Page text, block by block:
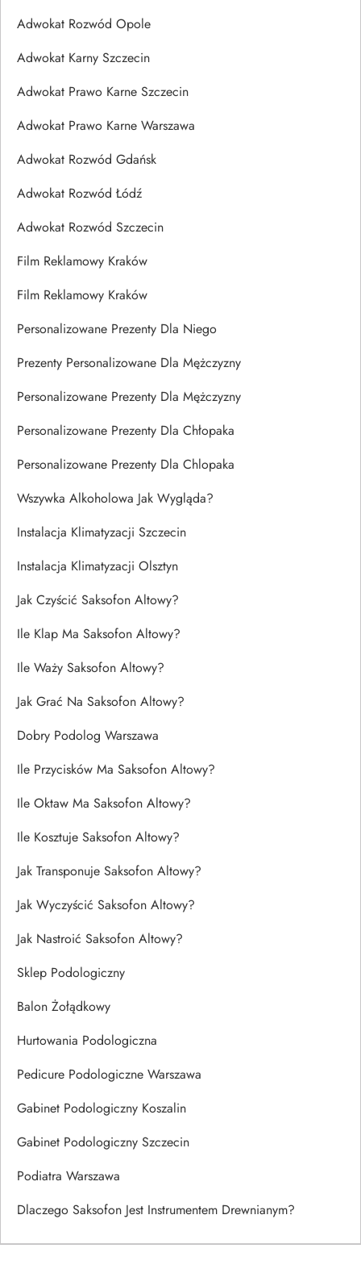
Adwokat Rozwód Opole
Adwokat Karny Szczecin
Adwokat Prawo Karne Szczecin
Adwokat Prawo Karne Warszawa
Adwokat Rozwód Gdańsk
Adwokat Rozwód Łódź
Adwokat Rozwód Szczecin
Film Reklamowy Kraków
Film Reklamowy Kraków
Personalizowane Prezenty Dla Niego
Prezenty Personalizowane Dla Mężczyzny
Personalizowane Prezenty Dla Mężczyzny
Personalizowane Prezenty Dla Chłopaka
Personalizowane Prezenty Dla Chlopaka
Wszywka Alkoholowa Jak Wygląda?
Instalacja Klimatyzacji Szczecin
Instalacja Klimatyzacji Olsztyn
Jak Czyścić Saksofon Altowy?
Ile Klap Ma Saksofon Altowy?
Ile Waży Saksofon Altowy?
Jak Grać Na Saksofon Altowy?
Dobry Podolog Warszawa
Ile Przycisków Ma Saksofon Altowy?
Ile Oktaw Ma Saksofon Altowy?
Ile Kosztuje Saksofon Altowy?
Jak Transponuje Saksofon Altowy?
Jak Wyczyścić Saksofon Altowy?
Jak Nastroić Saksofon Altowy?
Sklep Podologiczny
Balon Żołądkowy
Hurtowania Podologiczna
Pedicure Podologiczne Warszawa
Gabinet Podologiczny Koszalin
Gabinet Podologiczny Szczecin
Podiatra Warszawa
Dlaczego Saksofon Jest Instrumentem Drewnianym?